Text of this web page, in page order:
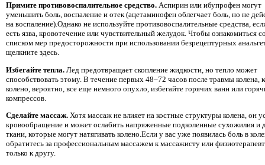
Примите противовоспалительное средство. Аспирин или ибупрофен могут
уменьшить боль, воспаление и отек (ацетаминофен облегчает боль, но не
на воспаление).Однако не используйте противовоспалительные средства,
есть язва, кровотечение или чувствительный желудок. Чтобы ознакомиться
списком мер предосторожности при использовании безрецептурных
щелкните здесь.
Избегайте тепла. Лед предотвращает скопление жидкости, но тепло может
способствовать этому. В течение первых 48–72 часов после травмы колена,
колено, вероятно, все еще немного опухло, избегайте горячих ванн или
компрессов.
Сделайте массаж. Хотя массаж не влияет на костные структуры колена, он
кровообращение и может ослабить напряженные подколенные сухожилия и
ткани, которые могут натягивать колено.Если у вас уже появилась боль в
обратитесь за профессиональным массажем к массажисту или
только к другу.